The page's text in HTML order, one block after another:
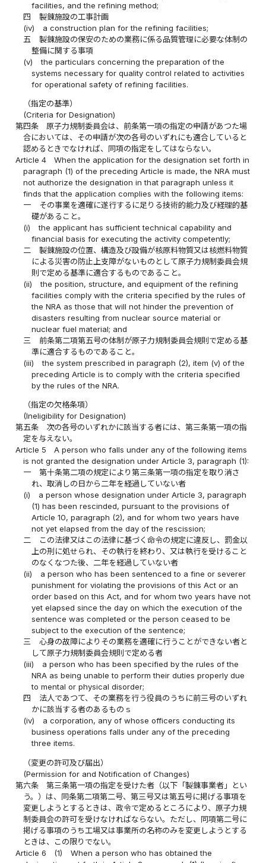
facilities, and the refining method;
四
製錬施設の工事計画
(iv)
a construction plan for the refining facilities;
五
製錬施設の保安のための業務に係る品質管理に必要な体制の
整備に関する事項
(v)
the particulars concerning the preparation of the
systems necessary for quality control related to activities
for operational safety of refining facilities.
（指定の基準）
(Criteria for Designation)
第四条
原子力規制委員会は、前条第一項の指定の申請があつた場
合においては、その申請が次の各号のいずれにも適合していると
認めるときでなければ、同項の指定をしてはならない。
Article 4
When the application for the designation set forth in
paragraph (1) of the preceding Article is made, the NRA must
not authorize the designation in that paragraph unless it
finds that the application complies with the following items:
一
その事業を適確に遂行するに足りる技術的能力及び経理的基
礎があること。
(i)
the applicant has sufficient technical capability and
financial basis for executing the activity competently;
二
製錬施設の位置、構造及び設備が核原料物質又は核燃料物質
による災害の防止上支障がないものとして原子力規制委員会規
則で定める基準に適合するものであること。
(ii)
the position, structure, and equipment of the refining
facilities comply with the criteria specified by the rules of
the NRA as those that will not hinder the prevention of
disasters resulting from nuclear source material or
nuclear fuel material; and
三
前条第二項第五号の体制が原子力規制委員会規則で定める基
準に適合するものであること。
(iii)
the system prescribed in paragraph (2), item (v) of the
preceding Article is to comply with the criteria specified
by the rules of the NRA.
（指定の欠格条項）
(Ineligibility for Designation)
第五条
次の各号のいずれかに該当する者には、第三条第一項の指
定を与えない。
Article 5
A person who falls under any of the following items
is not granted the designation under Article 3, paragraph (1):
一
第十条第二項の規定により第三条第一項の指定を取り消さ
れ、取消しの日から二年を経過していない者
(i)
a person whose designation under Article 3, paragraph
(1) has been rescinded, pursuant to the provisions of
Article 10, paragraph (2), and for whom two years have
not yet elapsed from the day of the rescission;
二
この法律又はこの法律に基づく命令の規定に違反し、罰金以
上の刑に処せられ、その執行を終わり、又は執行を受けること
のなくなつた後、二年を経過していない者
(ii)
a person who has been sentenced to a fine or severer
punishment for violating the provisions of this Act or an
order based on this Act, and for whom two years have not
yet elapsed since the day on which the execution of the
sentence was completed or the person ceased to be
subject to the execution of the sentence;
三
心身の故障によりその業務を適確に行うことができない者と
して原子力規制委員会規則で定める者
(iii)
a person who has been specified by the rules of the
NRA as being unable to perform their duties properly due
to mental or physical disorder;
四
法人であつて、その業務を行う役員のうちに前三号のいずれ
かに該当する者のあるものｓ
(iv)
a corporation, any of whose officers conducting its
business operations falls under any of the preceding
three items.
（変更の許可及び届出）
(Permission for and Notification of Changes)
第六条
第三条第一項の指定を受けた者（以下「製錬事業者」とい
う。）は、同条第二項第二号、第三号又は第五号に掲げる事項を
変更しようとするときは、政令で定めるところにより、原子力規
制委員会の許可を受けなければならない。ただし、同項第二号に
掲げる事項のうち工場又は事業所の名称のみを変更しようとする
ときは、この限りでない。
Article 6
(1)
When a person who has obtained the